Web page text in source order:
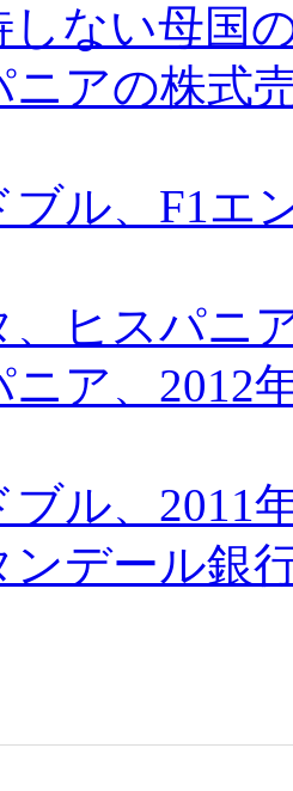
しない母国
ニアの株式
ブル、F1エ
、ヒスパニ
ニア、2012
ブル、2011
ンデール銀